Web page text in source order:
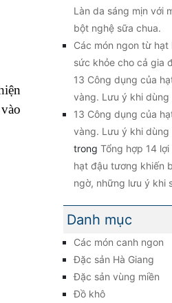
Làn da sáng mịn với
bột nghệ sữa chua.
Các món ngon từ hạt
sức khỏe cho cả gia
13 Công dụng của
vàng. Lưu ý khi dùng
13 Công dụng của
vàng. Lưu ý khi dùng
trong Tổng hợp 14 lợi
hạt đậu tương khiến
ngờ, những lưu ý khi
Danh mục
Các món canh ngon
Đặc sản Hà Giang
Đặc sản vùng miền
Đồ khô